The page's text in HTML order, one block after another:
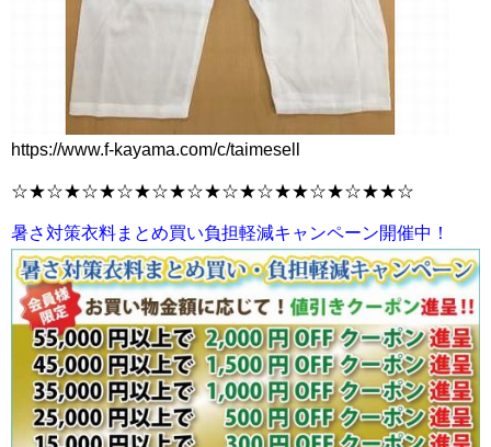
https://www.f-kayama.com/c/taimesell
☆★☆★☆★☆★☆★☆★☆★☆★★☆★☆★★☆
暑さ対策衣料まとめ買い負担軽減キャンペーン開催中！